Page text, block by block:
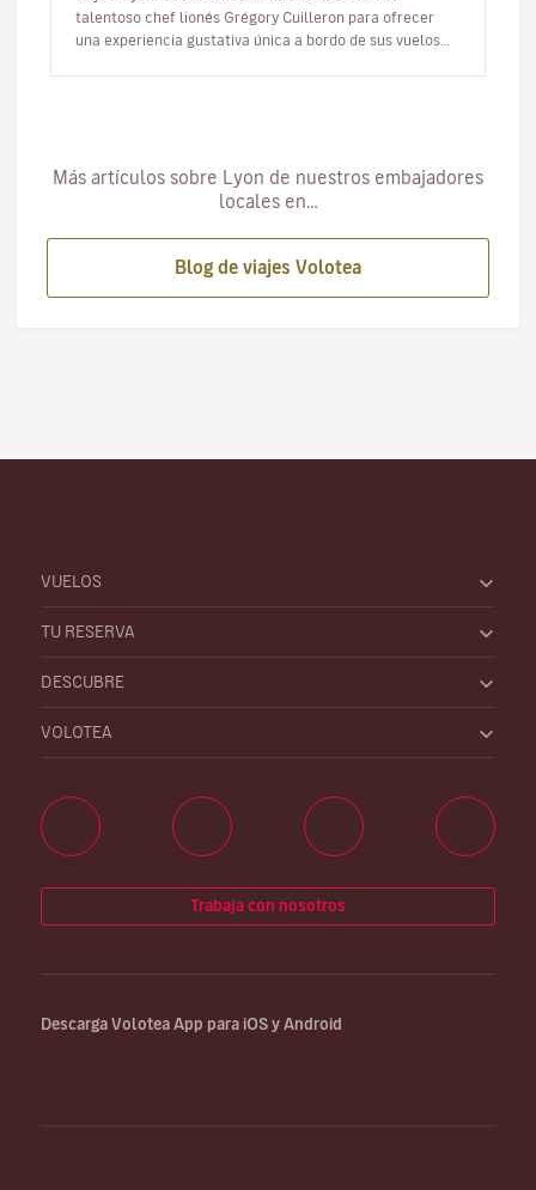
talentoso chef lionés Grégory Cuilleron para ofrecer
una experiencia gustativa única a bordo de sus vuelos
Más artículos sobre Lyon de nuestros embajadores
locales en…
Blog de viajes Volotea
VUELOS
TU RESERVA
DESCUBRE
VOLOTEA
Trabaja con nosotros
Descarga Volotea App para iOS y Android